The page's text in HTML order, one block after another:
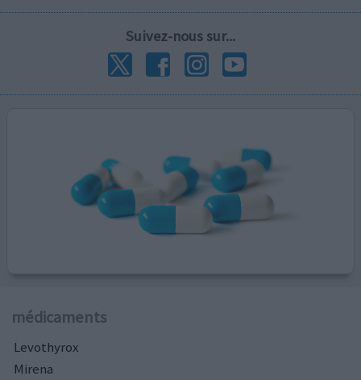
Suivez-nous sur...
médicaments
Levothyrox
Mirena